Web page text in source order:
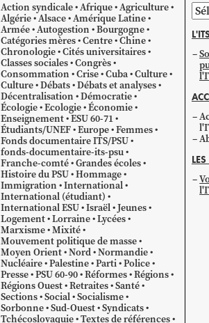
Action syndicale Afrique Agriculture
Algérie Alsace Amérique Latine
Armée Autogestion Bourgogne
Catégories mères Centre Chine
Chronologie Cités universitaires
Classes sociales Congrès
Consommation Crise Cuba Culture
Culture Débats Débats et analyses
Décentralisation Démocratie
Écologie Ecologie Économie
Enseignement ESU 60-71
Étudiants/UNEF Europe Femmes
Fonds documentaire ITS/PSU
fonds-documentaire-its-psu
Franche-comté Grandes écoles
Histoire du PSU Hommage
Immigration International
International (étudiant)
International ESU Israël Jeunes
Logement Lorraine Lycées
Marxisme Mixité
Mouvement politique de masse
Moyen Orient Nord Normandie
Nucléaire Palestine Parti Police
Presse PSU 60-90 Réformes Régions
Régions Ouest Retraites Santé
Sections Social Socialisme
Sorbonne Sud-Ouest Syndicats
Tchécoslovaquie Textes de références
par